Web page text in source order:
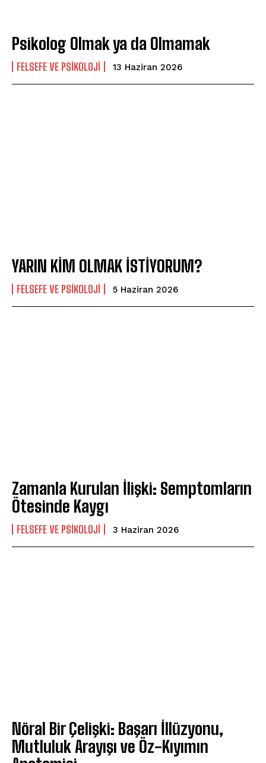
Gizlilik politikasınıokudum, onaylıyorum.
Psikolog Olmak ya da Olmamak
FELSEFE VE PSIKOLOJI 13 Haziran 2026
YARIN KİM OLMAK İSTİYORUM?
FELSEFE VE PSIKOLOJI 5 Haziran 2026
Zamanla Kurulan İlişki: Semptomların
Ötesinde Kaygı
FELSEFE VE PSIKOLOJI 3 Haziran 2026
Nöral Bir Çelişki: Başarı İllüzyonu,
Mutluluk Arayışı ve Öz-Kıyımın